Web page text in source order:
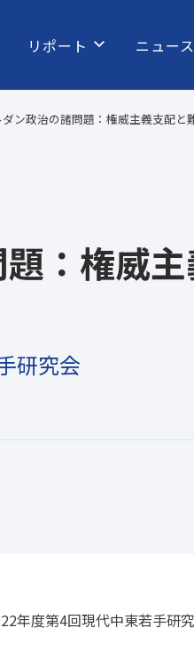
リポート ニュース
ン政治の諸問題：権威主義支配と
：権威
研究会
年度第4回現代中東若手研